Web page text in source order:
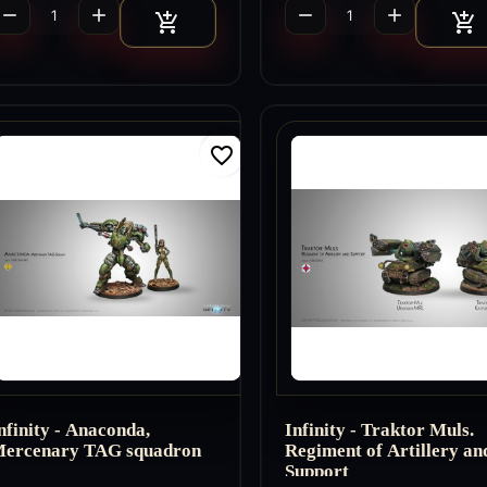
  Ajouter au panier
  
favorite_border
- Anaconda,
TAG squadron
Infinity - Traktor Muls.
Regiment of Artillery
Support